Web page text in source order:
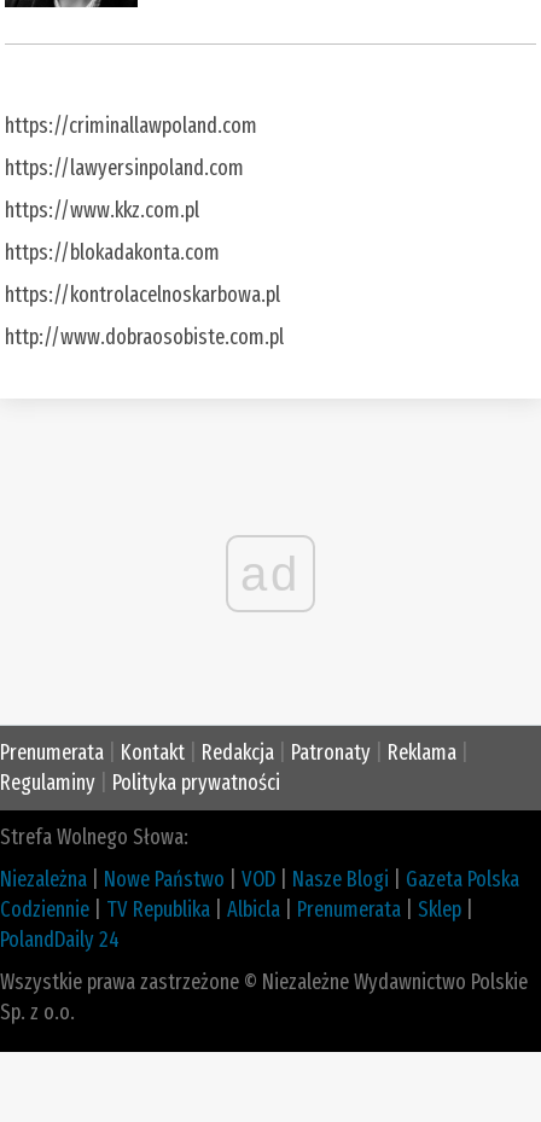
https://criminallawpoland.com
https://lawyersinpoland.com
https://www.kkz.com.pl
https://blokadakonta.com
https://kontrolacelnoskarbowa.pl
http://www.dobraosobiste.com.pl
ad
Prenumerata Kontakt Redakcja Patronaty Reklama
Regulaminy
Polityka prywatności
Strefa Wolnego Słowa:
Niezależna
Nowe Państwo VOD Nasze Blogi
Gazeta Polska
Codziennie
TV Republika Albicla Prenumerata Sklep
PolandDaily 24
Wszystkie prawa zastrzeżone © Niezależne Wydawnictwo Polskie
Sp. z o.o.